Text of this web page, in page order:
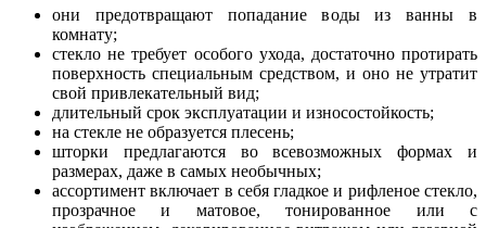
они предотвращают попадание воды из ванны в
комнату;
стекло не требует особого ухода, достаточно протирать
поверхность специальным средством, и оно не утратит
свой привлекательный вид;
длительный срок эксплуатации и износостойкость;
на стекле не образуется плесень;
шторки предлагаются во всевозможных формах и
размерах, даже в самых необычных;
ассортимент включает в себя гладкое и рифленое стекло,
прозрачное и матовое, тонированное или с